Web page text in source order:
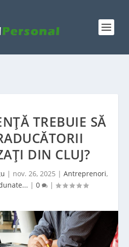
TREBUIE SĂ
DIN CLUJ?
| nov. 26, 2025 | Antreprenori,
| 0 |